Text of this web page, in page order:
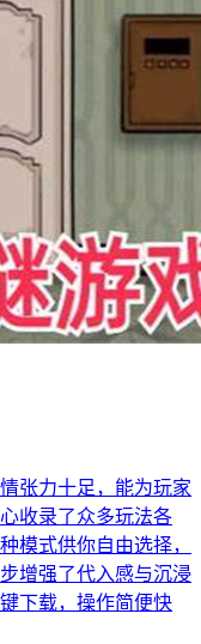
张力十足，能为玩家
收录了众多玩法各
模式供你自由选择，
增强了代入感与沉浸
下载，操作简便快